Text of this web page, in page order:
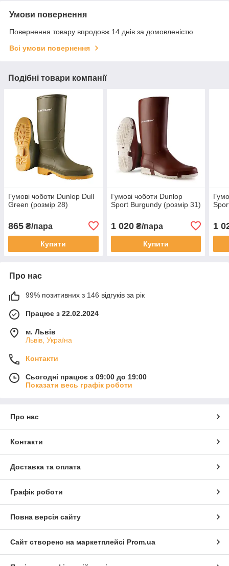
Умови повернення
Повернення товару впродовж 14 днів за домовленістю
Всі умови повернення
Подібні товари компанії
Гумові чоботи Dunlop Dull
Green (розмір 28)
865 ₴/пара
Купити
Гумові чоботи Dunlop
Sport Burgundy (розмір 31)
1 020₴/пара
Купити
1
Про нас
99% позитивних з 146 відгуків за рік
Працює з 22.02.2024
м. Львів
Львів, Україна
Контакти
Сьогодні працює з 09:00 до 19:00
Показати весь графік роботи
Про нас
Контакти
Доставка та оплата
Графік роботи
Повна версія сайту
Сайт створено на маркетплейсі Prom.ua